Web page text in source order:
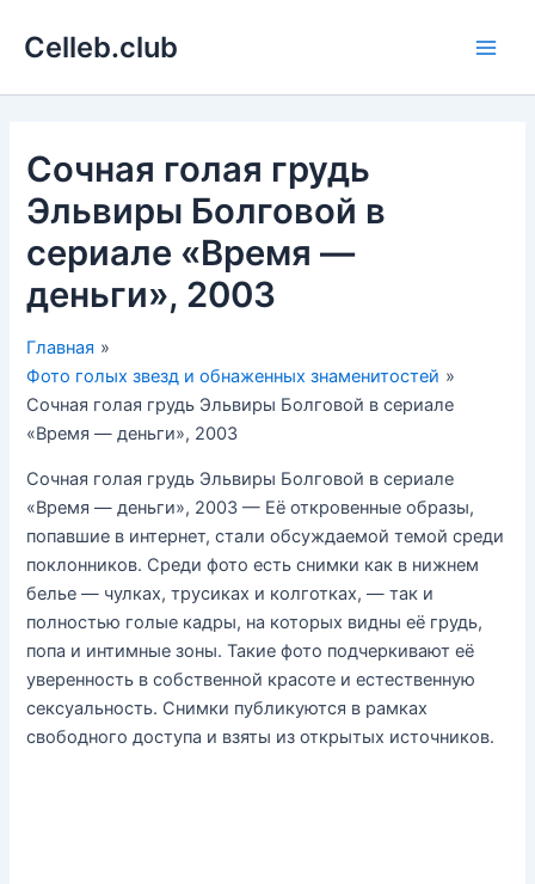
Celleb.club
Сочная голая грудь
Эльвиры Болговой в
сериале «Время —
деньги», 2003
Главная
Фото голых звезд и обнаженных знаменитостей
Сочная голая грудь Эльвиры Болговой в сериале
«Время — деньги», 2003
Сочная голая грудь Эльвиры Болговой в сериале
«Время — деньги», 2003 — Её откровенные образы,
попавшие в интернет, стали обсуждаемой темой среди
поклонников. Среди фото есть снимки как в нижнем
белье — чулках, трусиках и колготках, — так и
полностью голые кадры, на которых видны её грудь,
попа и интимные зоны. Такие фото подчеркивают её
уверенность в собственной красоте и естественную
сексуальность. Снимки публикуются в рамках
свободного доступа и взяты из открытых источников.